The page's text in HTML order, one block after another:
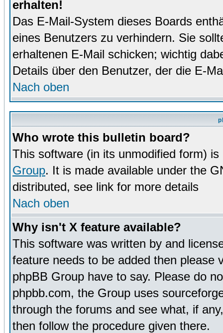
erhalten!
Das E-Mail-System dieses Boards
eines Benutzers zu verhindern. Sie
erhaltenen E-Mail schicken; wichtig
Details über den Benutzer, der die E-
Nach oben
Who wrote this bulletin board?
This software (in its unmodified form)
Group. It is made available under the
distributed, see link for more details
Nach oben
Why isn't X feature available?
This software was written by and
feature needs to be added then please
phpBB Group have to say. Please do
phpbb.com, the Group uses
through the forums and see what, if
then follow the procedure given there.